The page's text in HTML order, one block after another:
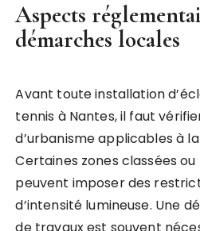
Aspects
démarches locales
Avant toute installation
tennis à Nantes, il faut
d’urbanisme applicables à
Certaines zones classées
peuvent imposer des
d’intensité lumineuse. Une